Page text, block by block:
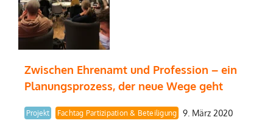
Zwischen Ehrenamt und Profession – ein
Planungsprozess, der neue Wege geht
Projekt Fachtag Partizipation & Beteiligung 9. März 2020